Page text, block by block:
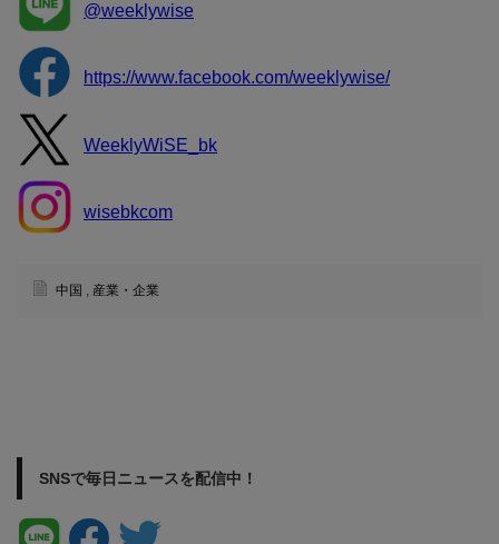
@weeklywise
https://www.facebook.com/weeklywise/
WeeklyWiSE_bk
wisebkcom
中国 , 産業・企業
SNSで毎日ニュースを配信中！